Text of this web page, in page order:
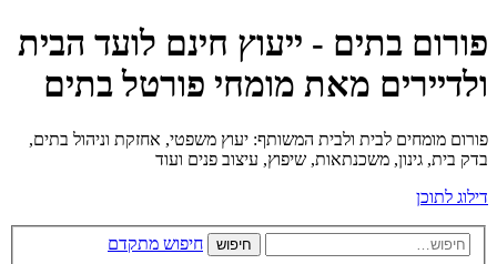
פורום בתים - ייעוץ חינם לועד הבית
ולדיירים מאת מומחי פורטל בתים
פורום מומחים לבית ולבית המשותף: יעוץ משפטי, אחזקת וניהול בתים,
בדק בית, גינון, משכנתאות, שיפוץ, עיצוב פנים ועוד
דילוג לתוכן
חיפוש חיפוש מתקדם